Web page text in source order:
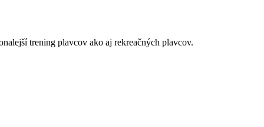
trening plavcov ako aj rekreačných plavcov.